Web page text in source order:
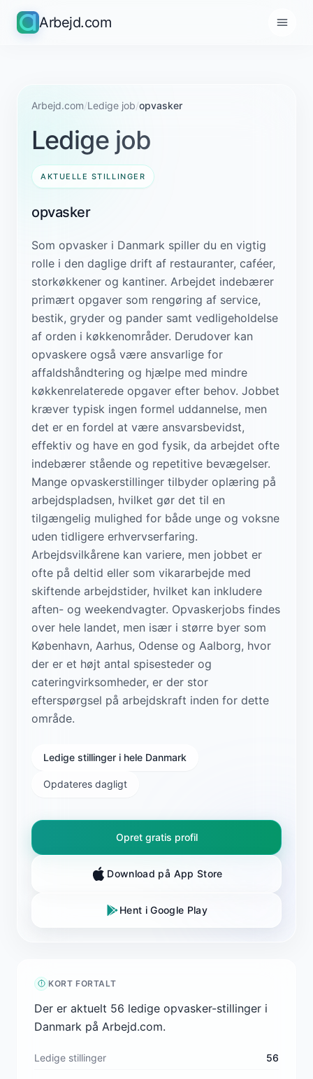
Arbejd.com
Arbejd.com/Ledige job/opvasker
Ledige job
AKTUELLE STILLINGER
opvasker
Som opvasker i Danmark spiller du en vigtig
rolle i den daglige drift af restauranter, caféer,
storkøkkener og kantiner. Arbejdet indebærer
primært opgaver som rengøring af service,
bestik, gryder og pander samt vedligeholdelse
af orden i køkkenområder. Derudover kan
opvaskere også være ansvarlige for
affaldshåndtering og hjælpe med mindre
køkkenrelaterede opgaver efter behov. Jobbet
kræver typisk ingen formel uddannelse, men
det er en fordel at være ansvarsbevidst,
effektiv og have en god fysik, da arbejdet ofte
indebærer stående og repetitive bevægelser.
Mange opvaskerstillinger tilbyder oplæring på
arbejdspladsen, hvilket gør det til en
tilgængelig mulighed for både unge og voksne
uden tidligere erhvervserfaring.
Arbejdsvilkårene kan variere, men jobbet er
ofte på deltid eller som vikararbejde med
skiftende arbejdstider, hvilket kan inkludere
aften- og weekendvagter. Opvaskerjobs findes
over hele landet, men især i større byer som
København, Aarhus, Odense og Aalborg, hvor
der er et højt antal spisesteder og
cateringvirksomheder, er der stor
efterspørgsel på arbejdskraft inden for dette
område.
Ledige stillinger i hele Danmark
Opdateres dagligt
Opret gratis profil
Download på App Store
Hent i Google Play
KORT FORTALT
Der er aktuelt 56 ledige opvasker-stillinger i
Danmark på Arbejd.com.
Ledige stillinger 56